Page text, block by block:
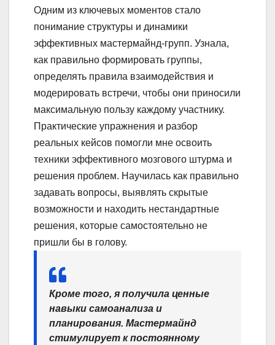
Одним из ключевых моментов стало
понимание структуры и динамики
эффективных мастермайнд-групп. Узнала,
как правильно формировать группы,
определять правила взаимодействия и
модерировать встречи, чтобы они приносили
максимальную пользу каждому участнику.
Практические упражнения и разбор
реальных кейсов помогли мне освоить
техники эффективного мозгового штурма и
решения проблем. Научилась как правильно
задавать вопросы, выявлять скрытые
возможности и находить нестандартные
решения, которые самостоятельно не
пришли бы в голову.
Кроме того, я получила ценные
навыки самоанализа и
планирования. Мастермайнд
стимулирует к постоянному